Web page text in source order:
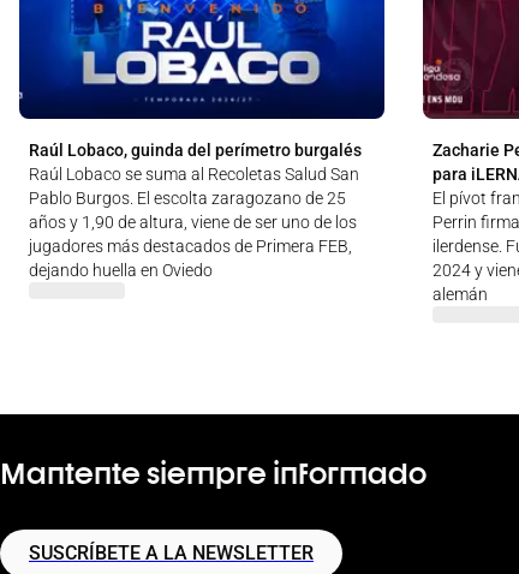
Raúl Lobaco, guinda del perímetro burgalés
Raúl Lobaco se suma al Recoletas Salud San
Pablo Burgos. El escolta zaragozano de 25
años y 1,90 de altura, viene de ser uno de los
jugadores más destacados de Primera FEB,
dejando huella en Oviedo
Zacharie
para
El pívot
Perrin
ilerdense.
2024 y
alemán
Mantente siempre informado
SUSCRÍBETE A LA NEWSLETTER